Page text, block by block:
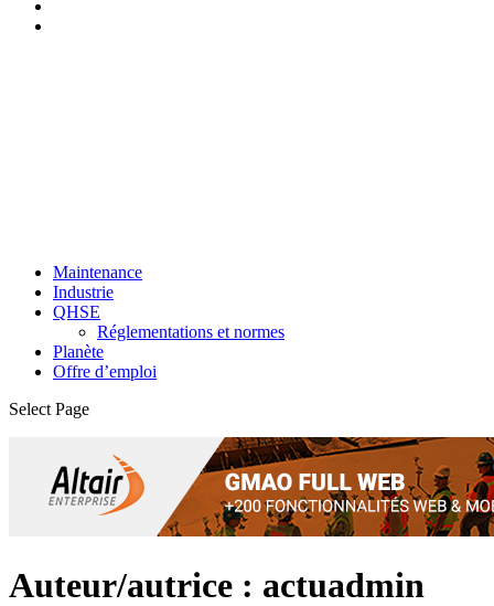
Maintenance
Industrie
QHSE
Réglementations et normes
Planète
Offre d’emploi
Select Page
Auteur/autrice : actuadmin